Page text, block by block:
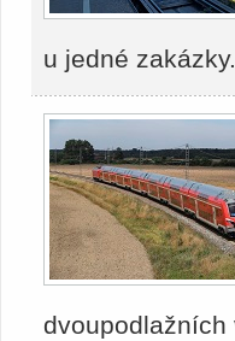
u jedné
dvoupodlažních